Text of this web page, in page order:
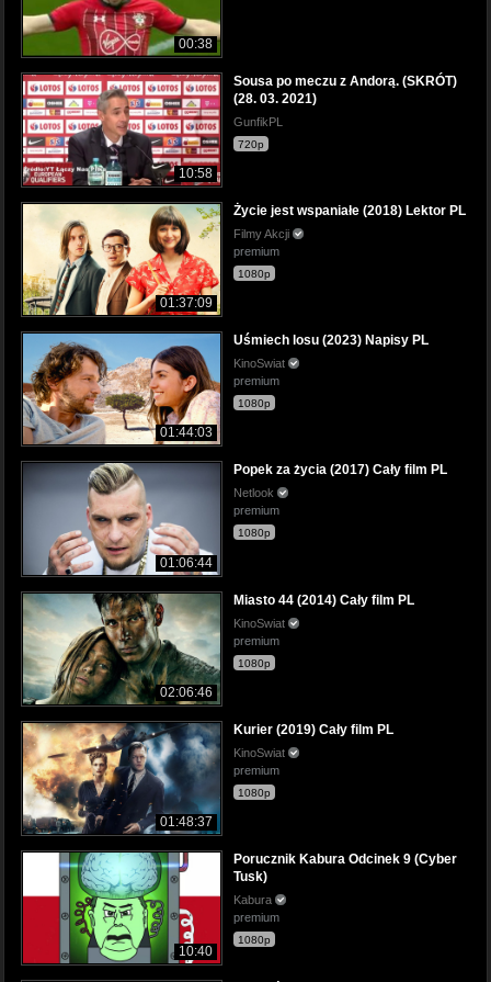
00:38
10:58
Sousa po meczu z Andorą. (SKRÓT)
(28. 03. 2021)
GunfikPL
720p
01:37:09
Życie jest wspaniałe (2018) Lektor PL
Filmy Akcji
premium
1080p
01:44:03
Uśmiech losu (2023) Napisy PL
KinoSwiat
premium
1080p
01:06:44
Popek za życia (2017) Cały film PL
Netlook
premium
1080p
02:06:46
Miasto 44 (2014) Cały film PL
KinoSwiat
premium
1080p
01:48:37
Kurier (2019) Cały film PL
KinoSwiat
premium
1080p
10:40
Porucznik Kabura Odcinek 9 (Cyber
Tusk)
Kabura
premium
1080p